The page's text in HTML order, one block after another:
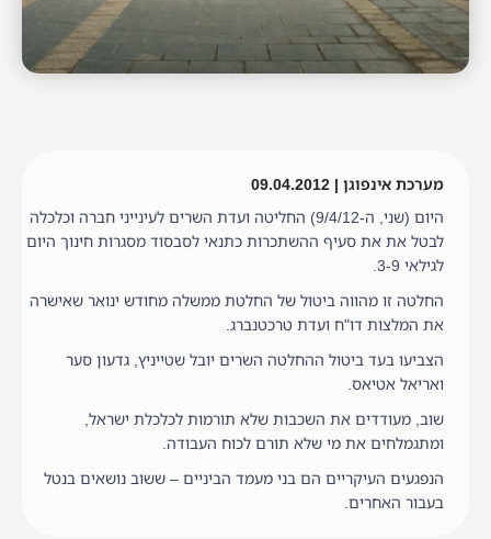
מערכת אינפוגן | 09.04.2012
היום (שני, ה-9/4/12) החליטה ועדת השרים לעינייני חברה וכלכלה
לבטל את את סעיף ההשתכרות כתנאי לסבסוד מסגרות חינוך היום
לגילאי 3-9.
החלטה זו מהווה ביטול של החלטת ממשלה מחודש ינואר שאישרה
את המלצות דו"ח ועדת טרכטנברג.
הצביעו בעד ביטול ההחלטה השרים יובל שטייניץ, גדעון סער
ואריאל אטיאס.
שוב, מעודדים את השכבות שלא תורמות לכלכלת ישראל,
ומתגמלחים את מי שלא תורם לכוח העבודה.
הנפגעים העיקריים הם בני מעמד הביניים – ששוב נושאים בנטל
בעבור האחרים.